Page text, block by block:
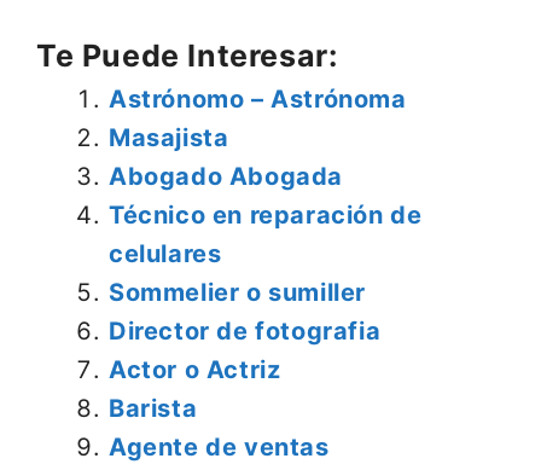
Te Puede Interesar:
Astrónomo – Astrónoma
Masajista
Abogado Abogada
Técnico en reparación de
celulares
Sommelier o sumiller
Director de fotografia
Actor o Actriz
Barista
Agente de ventas